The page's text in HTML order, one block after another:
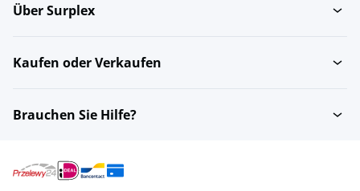
Über Surplex
Kaufen oder Verkaufen
Brauchen Sie Hilfe?